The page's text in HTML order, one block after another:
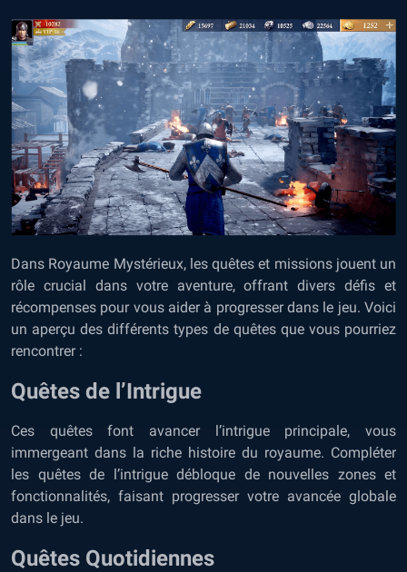
Dans Royaume Mystérieux, les quêtes et missions jouent un
rôle crucial dans votre aventure, offrant divers défis et
récompenses pour vous aider à progresser dans le jeu. Voici
un aperçu des différents types de quêtes que vous pourriez
rencontrer :
Quêtes de l’Intrigue
Ces quêtes font avancer l’intrigue principale, vous
immergeant dans la riche histoire du royaume. Compléter
les quêtes de l’intrigue débloque de nouvelles zones et
fonctionnalités, faisant progresser votre avancée globale
dans le jeu.
Quêtes Quotidiennes